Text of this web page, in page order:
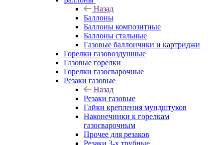
Назад
Баллоны
Баллоны композитные
Баллоны стальные
Газовые баллончики и картриджи
Горелки газовоздушные
Газовые горелки
Горелки газосварочные
Резаки газовые
Назад
Резаки газовые
Гайки крепления мундштуков
Наконечники к горелкам
газосварочным
Прочее для резаков
Резаки 3-х трубные